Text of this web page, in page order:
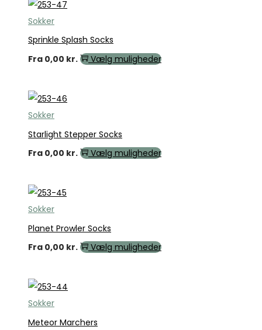
Sokker
Sprinkle Splash Socks
Fra 0,00 kr. Vælg muligheder
Sokker
Starlight Stepper Socks
Fra 0,00 kr. Vælg muligheder
Sokker
Planet Prowler Socks
Fra 0,00 kr. Vælg muligheder
Sokker
Meteor Marchers